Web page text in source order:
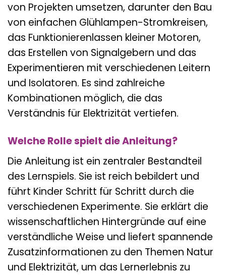
von Projekten umsetzen, darunter den Bau
von einfachen Glühlampen-Stromkreisen,
das Funktionierenlassen kleiner Motoren,
das Erstellen von Signalgebern und das
Experimentieren mit verschiedenen Leitern
und Isolatoren. Es sind zahlreiche
Kombinationen möglich, die das
Verständnis für Elektrizität vertiefen.
Welche Rolle spielt die Anleitung?
Die Anleitung ist ein zentraler Bestandteil
des Lernspiels. Sie ist reich bebildert und
führt Kinder Schritt für Schritt durch die
verschiedenen Experimente. Sie erklärt die
wissenschaftlichen Hintergründe auf eine
verständliche Weise und liefert spannende
Zusatzinformationen zu den Themen Natur
und Elektrizität, um das Lernerlebnis zu